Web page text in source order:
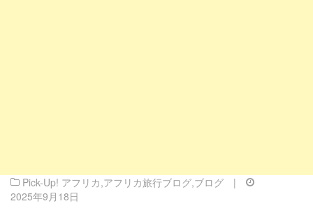
Pick-Up! アフリカ,アフリカ旅行ブログ,ブログ
|
2025年9月18日